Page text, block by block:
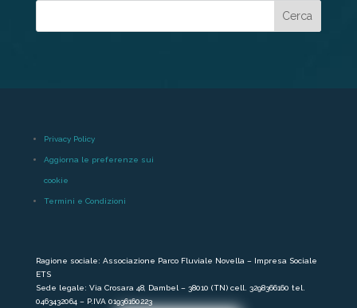
Privacy Policy
Aggiorna le preferenze sui
cookie
Termini e Condizioni
Ragione sociale: Associazione Parco Fluviale Novella – Impresa Sociale
ETS
Sede legale: Via Crosara 48, Dambel – 38010 (TN) cell. 3298366160 tel.
0463432064 – P.IVA 01936160223